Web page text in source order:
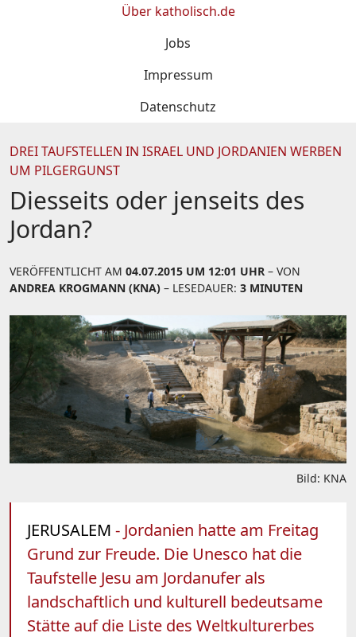
Über katholisch.de
Jobs
Impressum
Datenschutz
DREI TAUFSTELLEN IN ISRAEL UND JORDANIEN WERBEN
UM PILGERGUNST
Diesseits oder jenseits des
Jordan?
VERÖFFENTLICHT AM 04.07.2015 UM 12:01 UHR – VON
ANDREA KROGMANN (KNA) – LESEDAUER: 3 MINUTEN
Bild: KNA
JERUSALEM - Jordanien hatte am Freitag
Grund zur Freude. Die Unesco hat die
Taufstelle Jesu am Jordanufer als
landschaftlich und kulturell bedeutsame
Stätte auf die Liste des Weltkulturerbes